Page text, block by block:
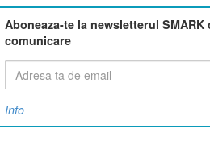
Aboneaza-te la newsletterul
comunicare
Info